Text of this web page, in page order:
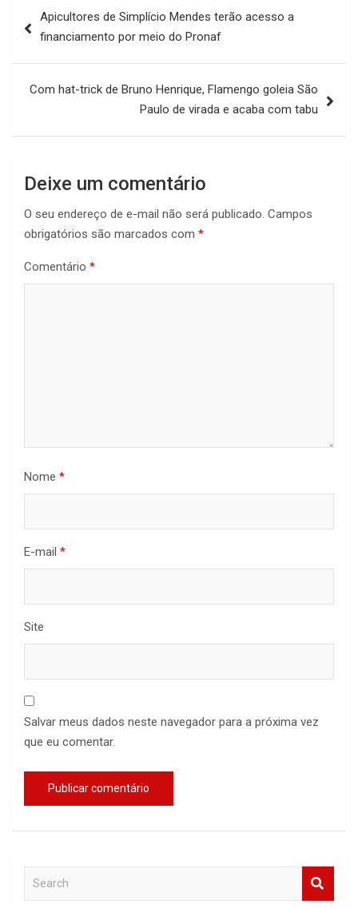
de
Apicultores de Simplício Mendes terão acesso a
financiamento por meio do Pronaf
Com hat-trick de Bruno Henrique, Flamengo goleia São
Paulo de virada e acaba com tabu
Deixe um comentário
O seu endereço de e-mail não será publicado. Campos
obrigatórios são marcados com *
Comentário *
Nome *
E-mail *
Site
Salvar meus dados neste navegador para a próxima vez
que eu comentar.